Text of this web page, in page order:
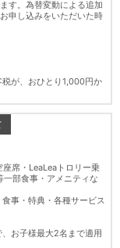
す。為替変動による追加
申し込みをいただいた時
が、おひとり1,000円か
座席・LeaLeaトロリー乗
部食事・アメニティな
事・特典・各種サービス
お子様最大2名まで適用